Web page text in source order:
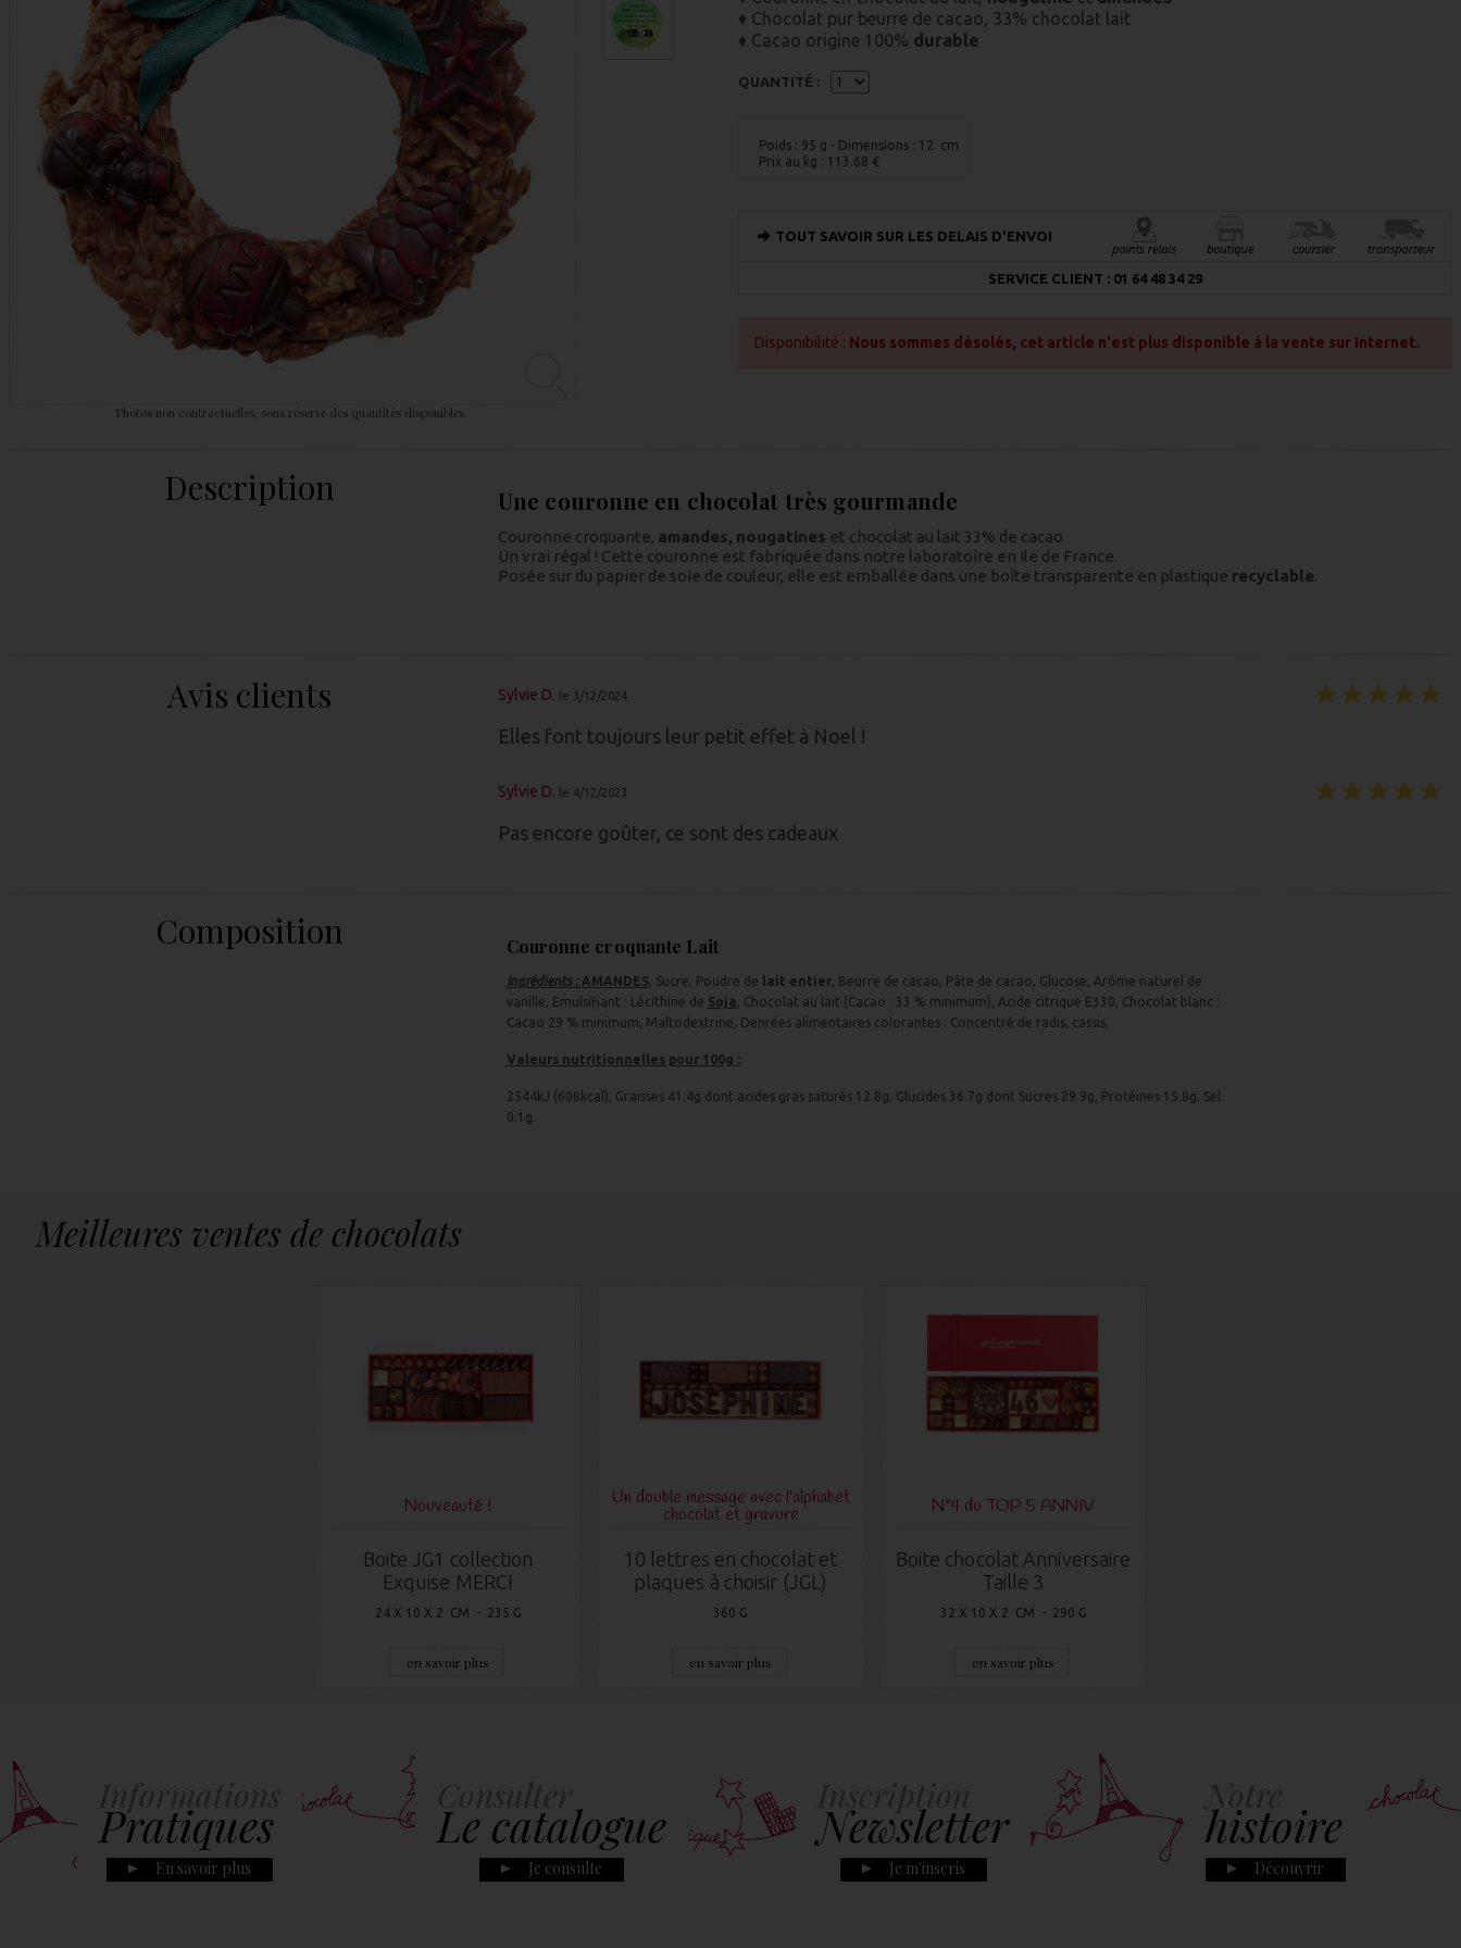
Photos non contractuelles, sous réserve des quantités disponibles.
♦ Chocolat pur beurre de cacao, 33% chocolat lait
♦ Cacao origine 100% durable
QUANTITÉ :
Poids : 95 g - Dimensions : 12 cm
Prix au kg : 113.68 €
TOUT SAVOIR SUR LES DELAIS D'ENVOI
SERVICE CLIENT : 01 64 48 34 29
Disponibilité : Nous sommes désolés, cet article n'est plus disponible à la vente sur Internet.
Description Une couronne en chocolat très gourmande
Couronne croquante, amandes, nougatines et chocolat au lait 33% de cacao
Un vrai régal ! Cette couronne est fabriquée dans notre laboratoire en Ile de France.
Posée sur du papier de soie de couleur, elle est emballée dans une boîte transparente en plastique recyclable.
Avis clients Sylvie D. le 3/12/2024
Elles font toujours leur petit effet à Noel !
Sylvie D. le 4/12/2023
Pas encore goûter, ce sont des cadeaux
Composition Couronne croquante Lait
Ingrédients : AMANDES, Sucre, Poudre de lait entier, Beurre de cacao, Pâte de cacao, Glucose, Arôme naturel de
vanille, Emulsifiant : Lécithine de Soja , Chocolat au lait (Cacao : 33 % minimum), Acide citrique E330, Chocolat blanc :
Cacao 29 % minimum, Maltodextrine, Denrées alimentaires colorantes : Concentré de radis, cassis.
Valeurs nutritionnelles pour 100g :
2544kJ (608kcal), Graisses 41.4g dont acides gras saturés 12.8g, Glucides 36.7g dont Sucres 29.9g, Protéines 15.8g, Sel
0.1g.
Meilleures ventes de chocolats
Nouveauté !
Boite JG1 collection
Exquise MERCI
24 X 10 X 2 CM - 235 G
en savoir plus
Un double message avec l'alphabet
chocolat et gravure
10 lettres en chocolat et
plaques à choisir (JGL)
360 G
en savoir plus
N°4 du TOP 5 ANNIV
Boite chocolat Anniversaire
Taille 3
32 X 10 X 2 CM - 290 G
en savoir plus
Pratiques
En savoir plus
Le catalogue
Je consulte
Newsletter
Je m'inscris
histoire
Découvrir